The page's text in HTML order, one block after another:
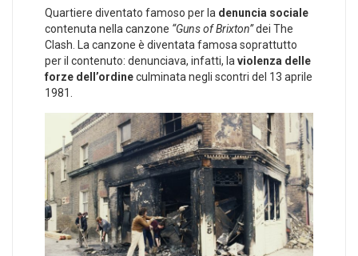
Quartiere diventato famoso per la denuncia sociale
contenuta nella canzone “Guns of Brixton”dei The
Clash. La canzone è diventata famosa soprattutto
per il contenuto: denunciava, infatti, laviolenza delle
forze dell’ordineculminata negli scontri del 13 aprile
1981.